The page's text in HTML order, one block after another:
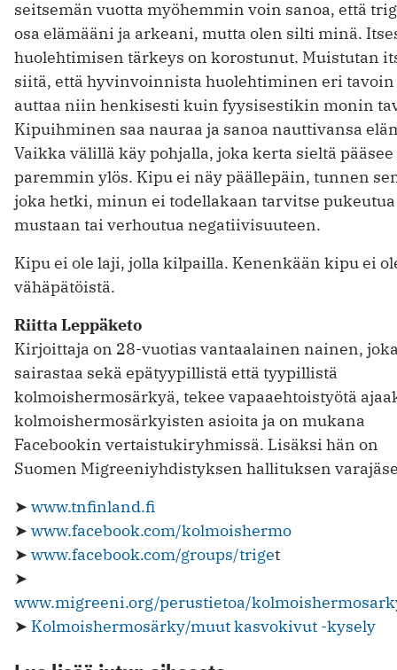
seitsemän vuotta myöhemmin voin sanoa, että
osa elämääni ja arkeani, mutta olen silti minä.
huolehtimisen tärkeys on korostunut. Muistutan
siitä, että hyvinvoinnista huolehtiminen eri tavoin
auttaa niin henkisesti kuin fyysisestikin monin
Kipuihminen saa nauraa ja sanoa nauttivansa
Vaikka välillä käy pohjalla, joka kerta sieltä pääsee
paremmin ylös. Kipu ei näy päällepäin, tunnen
joka hetki, minun ei todellakaan tarvitse pukeutua
mustaan tai verhoutua negatiivisuuteen.
Kipu ei ole laji, jolla kilpailla. Kenenkään kipu ei
vähäpätöistä.
Riitta Leppäketo
Kirjoittaja on 28-vuotias vantaalainen nainen,
sairastaa sekä epätyypillistä että tyypillistä
kolmoishermosärkyä, tekee vapaaehtoistyötä
kolmoishermosärkyisten asioita ja on mukana
Facebookin vertaistukiryhmissä. Lisäksi hän on
Suomen Migreeniyhdistyksen hallituksen
➤ www.tnfinland.fi
➤ www.facebook.com/kolmoishermo
➤ www.facebook.com/groups/triget
➤
www.migreeni.org/perustietoa/
➤ Kolmoishermosärky/muut kasvokivut -kysely